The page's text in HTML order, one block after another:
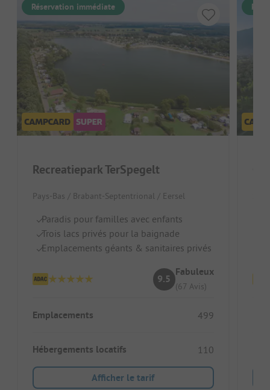
Réservation immédiate
Recreatiepark TerSpegelt
Pays-Bas / Brabant-Septentrional / Eersel
Paradis pour familles avec enfants
Trois lacs privés pour la baignade
Emplacements géants & sanitaires privés
9.5
Fabuleux
(67 Avis)
Emplacements 499
Hébergements locatifs 110
Afficher le tarif